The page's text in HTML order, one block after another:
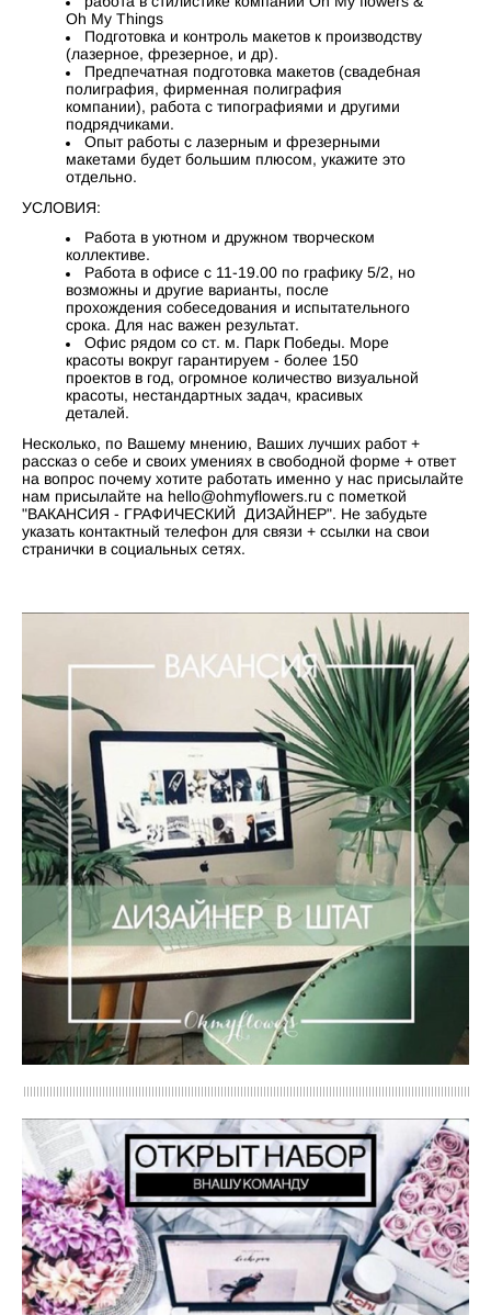
Oh My Things
Подготовка и контроль макетов к производству
(лазерное, фрезерное, и др).
Предпечатная подготовка макетов (свадебная
полиграфия, фирменная полиграфия
компании), работа с типографиями и другими
подрядчиками.
Опыт работы с лазерным и фрезерными
макетами будет большим плюсом, укажите это
отдельно.
УСЛОВИЯ:
Работа в уютном и дружном творческом
коллективе.
Работа в офисе с 11-19.00 по графику 5/2, но
возможны и другие варианты, после
прохождения собеседования и испытательного
срока. Для нас важен результат.
Офис рядом со ст. м. Парк Победы. Море
красоты вокруг гарантируем - более 150
проектов в год, огромное количество визуальной
красоты, нестандартных задач, красивых
деталей.
Несколько, по Вашему мнению, Ваших лучших работ +
рассказ о себе и своих умениях в свободной форме + ответ
на вопрос почему хотите работать именно у нас присылайте
нам присылайте на hello@ohmyflowers.ru с пометкой
"ВАКАНСИЯ - ГРАФИЧЕСКИЙ ДИЗАЙНЕР". Не забудьте
указать контактный телефон для связи + ссылки на свои
странички в социальных сетях.